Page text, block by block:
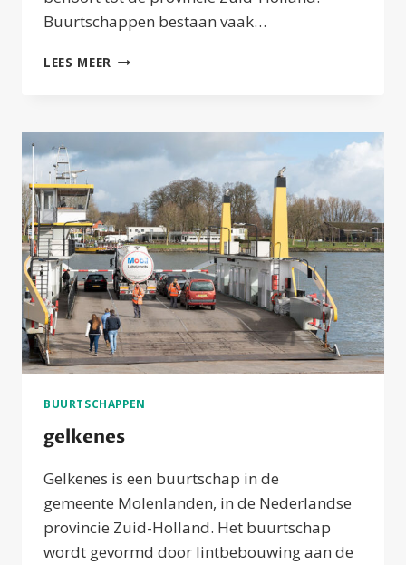
Buurtschappen bestaan vaak…
LEES MEER DEN
BUURTSCHAPPEN
gelkenes
Gelkenes is een buurtschap in de
gemeente Molenlanden, in de Nederlandse
provincie Zuid-Holland. Het buurtschap
wordt gevormd door lintbebouwing aan de